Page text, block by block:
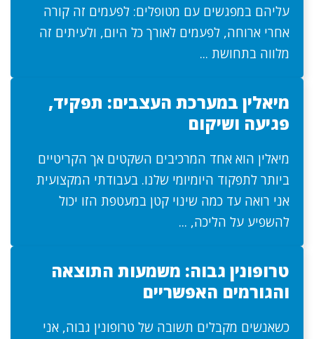
עליהם במפגשים עם מטופלים: לפעמים זה קורה
אחרי ארוחה, לפעמים לאורך כל היום, ולעיתים זה
מלווה בתחושת ...
מיאלין במערכת העצבים: תפקיד,
פגיעה ושיקום
מיאלין הוא אחד המרכיבים השקטים אך הקריטיים
ביותר לתפקוד היומיומי שלנו. בעבודתי המקצועית
אני רואה עד כמה שינוי קטן במעטפת הזו יכול
להשפיע על הליכה, ...
טרופונין גבוה: משמעות התוצאה
והגורמים האפשריים
כשאנשים מקבלים תשובה של טרופונין גבוה, אני